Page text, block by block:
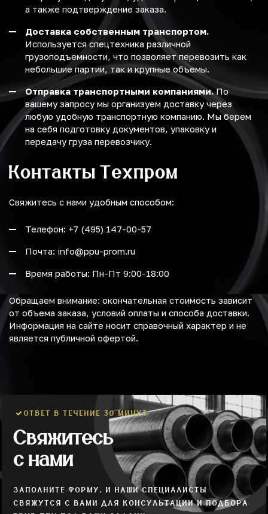
а также подтверждение заказа.
Доставка собственным транспортом.
Используется спецтехника различной
грузоподъемности, что позволяет перевозить как
небольшие партии, так и крупные объемы.
Отправка транспортными компаниями.По
вашему запросу мы организуем доставку через
любую удобную транспортную компанию. Мы берем
на себя подготовку документов, упаковку и
передачу груза перевозчику.
Контакты Техпром
Свяжитесь с нами удобным способом:
Телефон: +7 (495) 147-00-57
Почта: info@ppu-prom.ru
Время работы: Пн-Пт 9:00-18:00
Обращаем внимание: окончательная стоимость зависит
от объема заказа, условий оплаты и способа доставки.
Информация на сайте носит справочный характер и не
является публичной офертой.
ОТВЕТ В ТЕЧЕНИЕ 30 МИНУТ
Свяжитесь
с нами
ЗАПОЛНИТЕ ФОРМУ, И НАШИ СПЕЦИАЛИСТЫ
СВЯЖУТСЯ С ВАМИ ДЛЯ КОНСУЛЬТАЦИИ И ПОДБОРА